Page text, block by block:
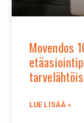
Movendos
LUE LISÄÄ »